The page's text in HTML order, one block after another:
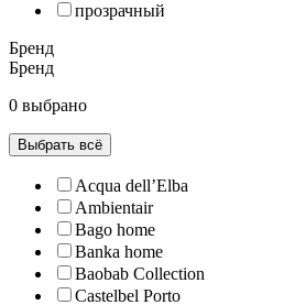
прозрачный
Бренд
Бренд
0 выбрано
Выбрать всё
Acqua dell’Elba
Ambientair
Bago home
Banka home
Baobab Collection
Castelbel Porto